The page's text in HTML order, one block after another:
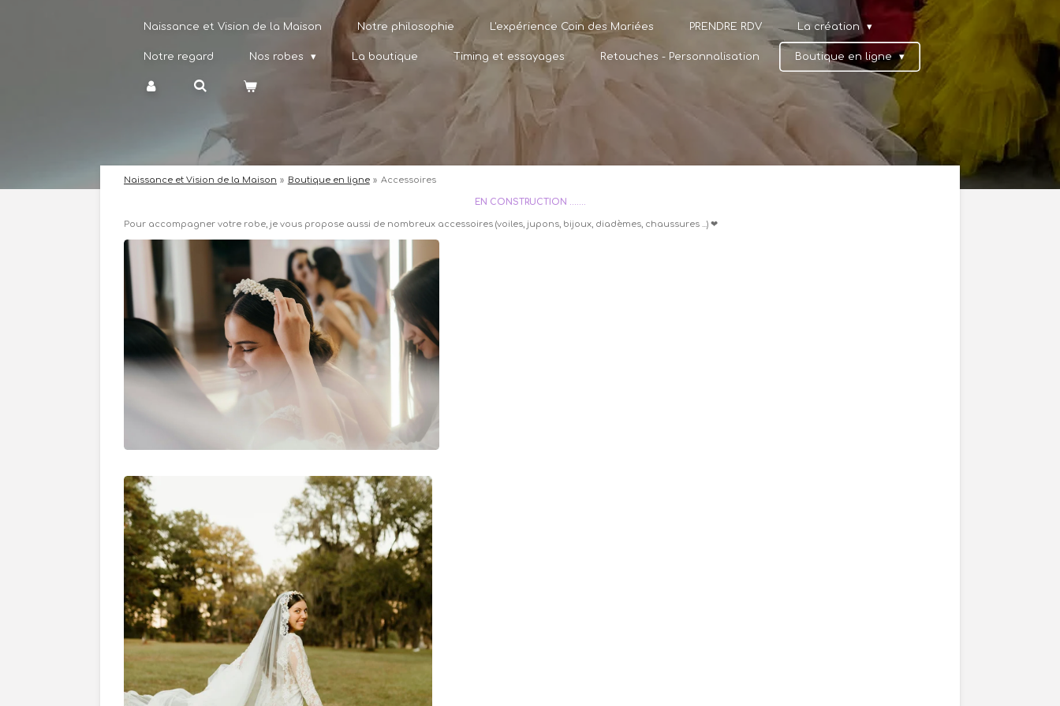
Naissance et Vision de la Maison Notre philosophie L'expérience Coin des Mariées PRENDRE RDV La création
Notre regard Nos robes La boutique Timing et essayages Retouches - Personnalisation Boutique en ligne
Naissance et Vision de la Maison » Boutique en ligne » Accessoires
EN CONSTRUCTION .......
Pour accompagner votre robe, je vous propose aussi de nombreux accessoires (voiles, jupons, bijoux, diadèmes, chaussures ...) ❤